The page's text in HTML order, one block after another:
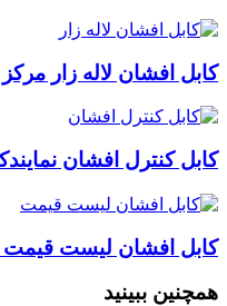
کابل افشان لاله زار
کابل کنترل افشان
کابل افشان لیست قیمت
همچنین ببینید